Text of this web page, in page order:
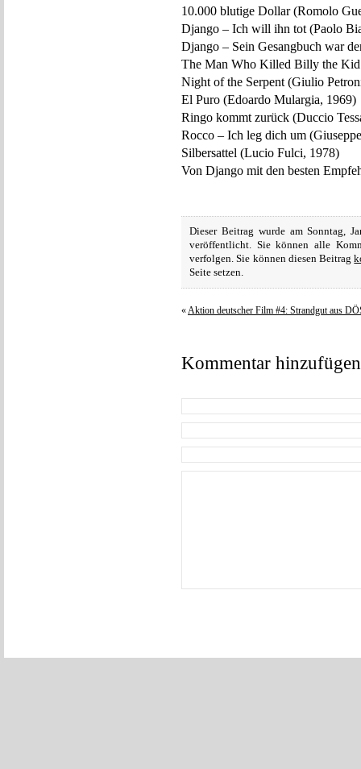
10.000 blutige Dollar (Romolo
Django – Ich will ihn tot (Paolo
Django – Sein Gesangbuch war
The Man Who Killed Billy the
Night of the Serpent (Giulio
El Puro (Edoardo Mulargia, 1969)
Ringo kommt zurück (Duccio
Rocco – Ich leg dich um
Silbersattel (Lucio Fulci, 1978)
Von Django mit den besten
Dieser Beitrag wurde am Sonntag,
veröffentlicht. Sie können alle
verfolgen. Sie können diesen Beitrag
Seite setzen.
«Aktion deutscher Film #4: Strandgut aus
Kommentar hinzufügen